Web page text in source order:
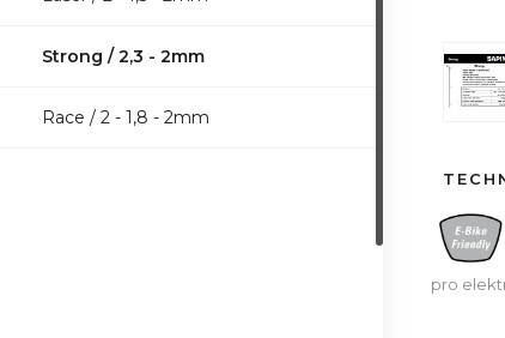
Strong / 2,3 - 2mm
Race / 2 - 1,8 - 2mm
pro